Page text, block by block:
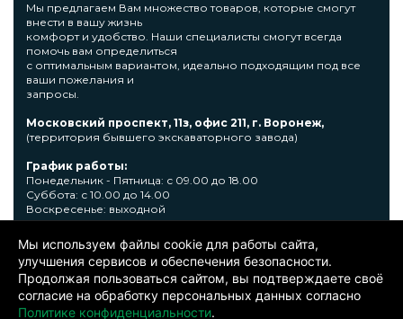
Мы предлагаем Вам множество товаров, которые смогут
внести в вашу жизнь
комфорт и удобство. Наши специалисты смогут всегда
помочь вам определиться
с оптимальным вариантом, идеально подходящим под все
ваши пожелания и
запросы.
Московский проспект, 11з, офис 211, г. Воронеж,
(территория бывшего экскаваторного завода)
График работы:
Понедельник - Пятница: с 09.00 до 18.00
Суббота: с 10.00 до 14.00
Воскресенье: выходной
Узнать подробную информациювы сможете по телефону +7
473 300-31-39 или E-mail: sale@thermshop.ru
© 2024. ООО «Термшоп». Все права защищены. Политика
конфиденциальности. Информация представленная на сайте не
является публичной офертой. Окончательную цену уточняйте у
Мы используем файлы cookie для работы сайта,
улучшения сервисов и обеспечения безопасности.
Продолжая пользоваться сайтом, вы подтверждаете своё
согласие на обработку персональных данных согласно
Политике конфиденциальности.